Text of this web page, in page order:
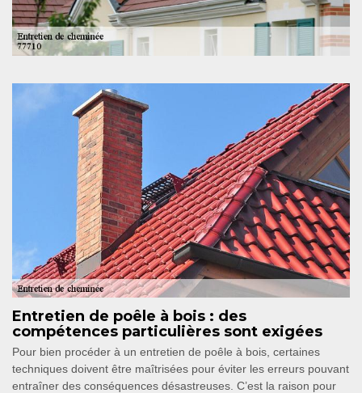
Entretien de poêle à bois : des
compétences particulières sont exigées
Pour bien procéder à un entretien de poêle à bois, certaines
techniques doivent être maîtrisées pour éviter les erreurs pouvant
entraîner des conséquences désastreuses. C’est la raison pour